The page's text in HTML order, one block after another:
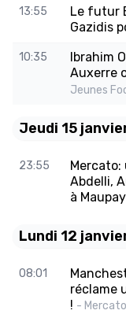
13:55
Le futur
Gazidis
10:35
Ibrahim
Auxerre
Jeunes
Jeudi 15
23:55
Mercato:
Abdelli,
à Maupay
Lundi 12
08:01
réclame
! -